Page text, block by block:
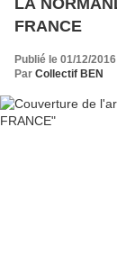
FRANCE
Publié le 01/12/
Par Collectif BEN